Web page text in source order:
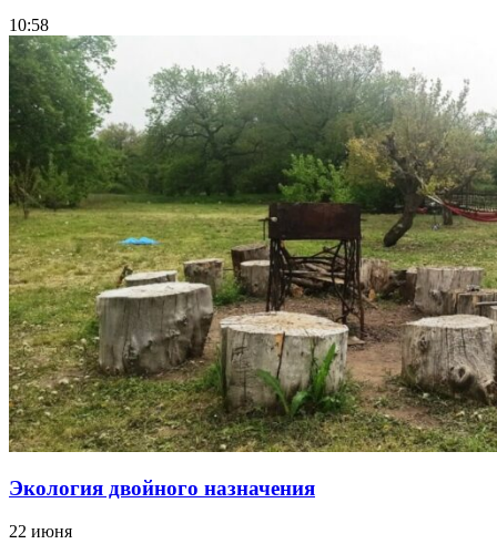
10:58
Экология двойного назначения
22 июня